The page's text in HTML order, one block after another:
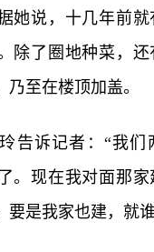
她说，十几年前就
除了圈地种菜，
至在楼顶加盖。
诉记者：“我们
。现在我对面那
要是我家也建，就